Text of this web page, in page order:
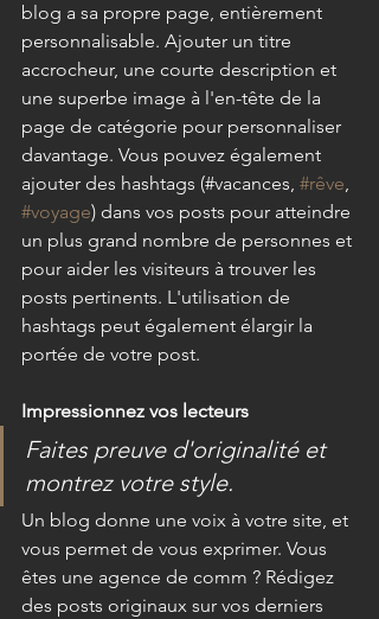
blog a sa propre page, entièrement
personnalisable. Ajouter un titre
accrocheur, une courte description et
une superbe image à l'en-tête de la
page de catégorie pour personnaliser
davantage. Vous pouvez également
ajouter des hashtags (#vacances, #rêve,
#voyage) dans vos posts pour atteindre
un plus grand nombre de personnes et
pour aider les visiteurs à trouver les
posts pertinents. L'utilisation de
hashtags peut également élargir la
portée de votre post.
Impressionnez vos lecteurs
Faites preuve d'originalité et
montrez votre style.
Un blog donne une voix à votre site, et
vous permet de vous exprimer. Vous
êtes une agence de comm ? Rédigez
des posts originaux sur vos derniers